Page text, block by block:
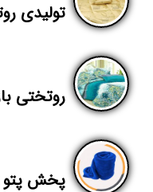
پخش پتو